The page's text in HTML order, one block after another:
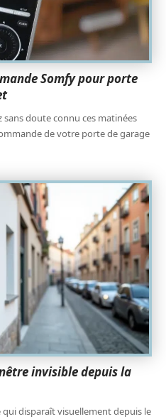
Somfy pour porte
sans doute connu ces matinées
de votre porte de garage
invisible depuis la
disparaît visuellement depuis le